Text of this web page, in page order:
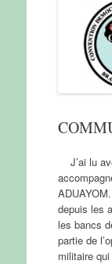
J’ai lu
depuis les
les bancs
partie de
militaire